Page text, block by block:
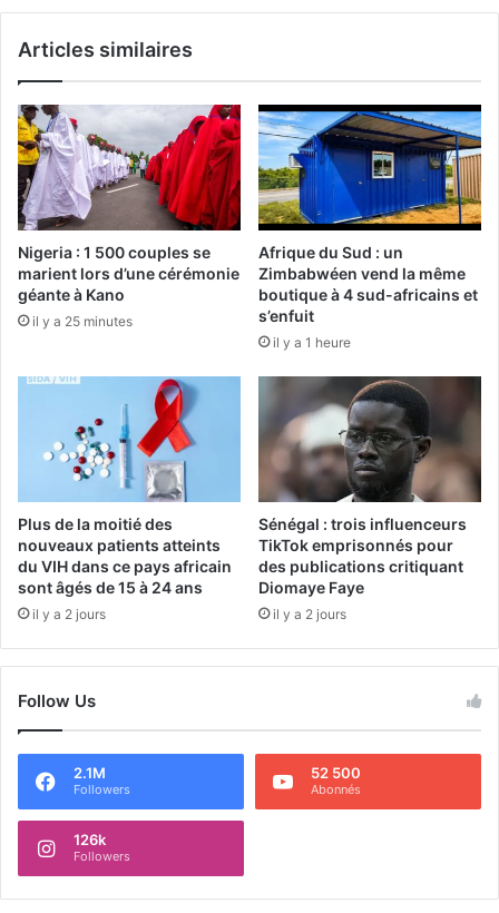
Articles similaires
Nigeria : 1 500 couples se
marient lors d’une cérémonie
géante à Kano
il y a 25 minutes
Afrique du Sud : un
Zimbabwéen vend la même
boutique à 4 sud-africains et
s’enfuit
il y a 1 heure
Plus de la moitié des
nouveaux patients atteints
du VIH dans ce pays africain
sont âgés de 15 à 24 ans
il y a 2 jours
Sénégal : trois influenceurs
TikTok emprisonnés pour
des publications critiquant
Diomaye Faye
il y a 2 jours
Follow Us
2.1M
Followers
52 500
Abonnés
126k
Followers